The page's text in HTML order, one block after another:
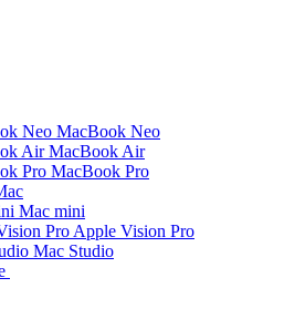
MacBook Neo
MacBook Air
MacBook Pro
Mac mini
Apple Vision Pro
Mac Studio